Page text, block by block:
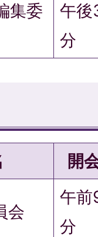
集委
午
分
開
会
午
分